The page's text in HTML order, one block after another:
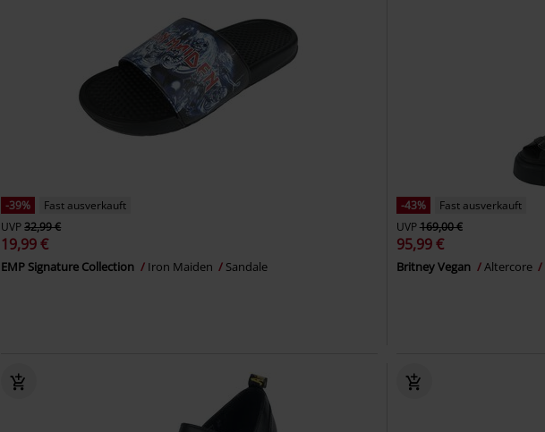
-39%
Fast ausverkauft
UVP32,99 €
19,99 €
EMP Signature Collection Iron Maiden Sandale
-43%
Fast ausverkauft
UVP169,00 €
95,99 €
Britney Vegan Altercore